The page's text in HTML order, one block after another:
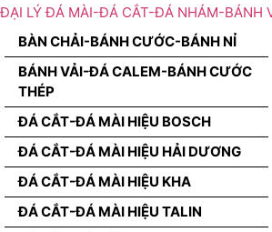
ĐẠI LÝ ĐÁ MÀI-ĐÁ CẮT-ĐÁ NHÁM-BÁNH
BÀN CHẢI-BÁNH CƯỚC-BÁNH NỈ
BÁNH VẢI-ĐÁ CALEM-BÁNH CƯỚC
THÉP
ĐÁ CẮT-ĐÁ MÀI HIỆU BOSCH
ĐÁ CẮT-ĐÁ MÀI HIỆU HẢI DƯƠNG
ĐÁ CẮT-ĐÁ MÀI HIỆU KHA
ĐÁ CẮT-ĐÁ MÀI HIỆU TALIN